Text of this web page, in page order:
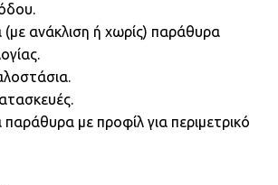
(με ανάκλιση ή χωρίς) παράθυρα
με προφίλ για περιμετρικό